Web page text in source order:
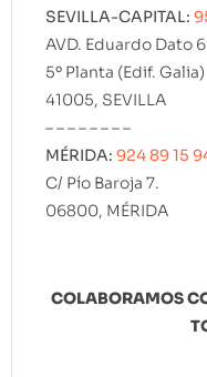
SEVILLA-CAPITAL:
AVD. Eduardo Dato
5º Planta (Edif. Galia)
41005, SEVILLA
– – – – – – – –
MÉRIDA: 924 89 15
C/ Pío Baroja 7.
06800, MÉRIDA
COLABORAMOS